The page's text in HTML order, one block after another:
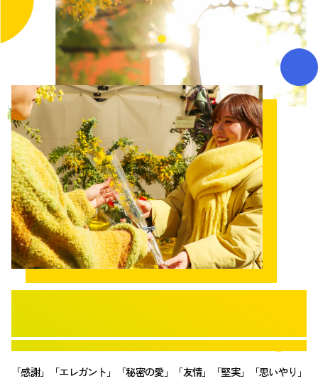
「感謝」「エレガント」「秘密の愛」「友情」
「堅実」「思いやり」